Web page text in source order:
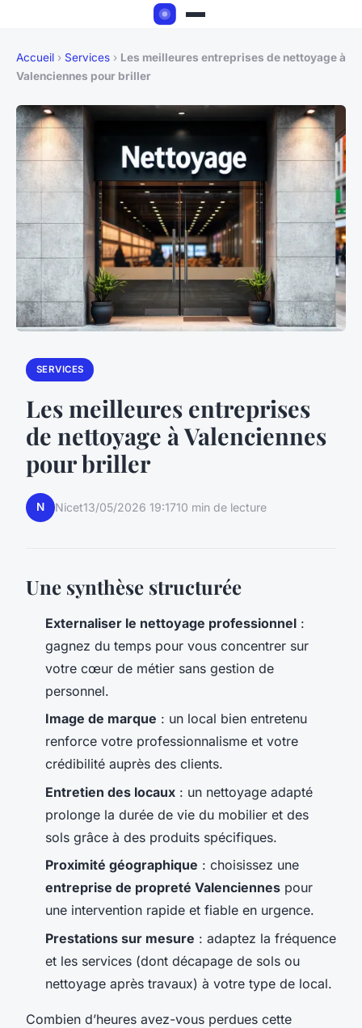
Accueil › Services › Les meilleures entreprises de nettoyage à
Valenciennes pour briller
SERVICES
Les meilleures entreprises
de nettoyage à Valenciennes
pour briller
N Nicet13/05/2026 19:1710 min de lecture
Une synthèse structurée
Externaliser le nettoyage professionnel :
gagnez du temps pour vous concentrer sur
votre cœur de métier sans gestion de
personnel.
Image de marque : un local bien entretenu
renforce votre professionnalisme et votre
crédibilité auprès des clients.
Entretien des locaux : un nettoyage adapté
prolonge la durée de vie du mobilier et des
sols grâce à des produits spécifiques.
Proximité géographique : choisissez une
entreprise de propreté Valenciennes pour
une intervention rapide et fiable en urgence.
Prestations sur mesure : adaptez la fréquence
et les services (dont décapage de sols ou
nettoyage après travaux) à votre type de local.
Combien d’heures avez-vous perdues cette